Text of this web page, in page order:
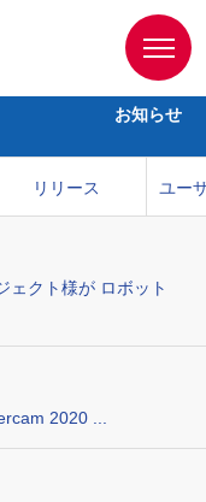
お知らせ
リリース ユー
ェクト様が ロボット
2020 ...